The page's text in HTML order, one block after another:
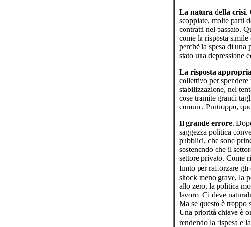
La natura della crisi.
scoppiate, molte parti
contratti nel passato.
come la risposta
perché la spesa di una
stato una depressione
La risposta
collettivo per
stabilizzazione, nel
cose tramite grandi
comuni. Purtroppo,
Il grande errore.
saggezza politica
pubblici, che sono
sostenendo che il
settore privato. Come
finito per rafforzare gli
shock meno grave, la
allo zero, la politica
lavoro. Ci deve
Ma se questo è troppo
Una priorità chiave è
rendendo la rispesa e